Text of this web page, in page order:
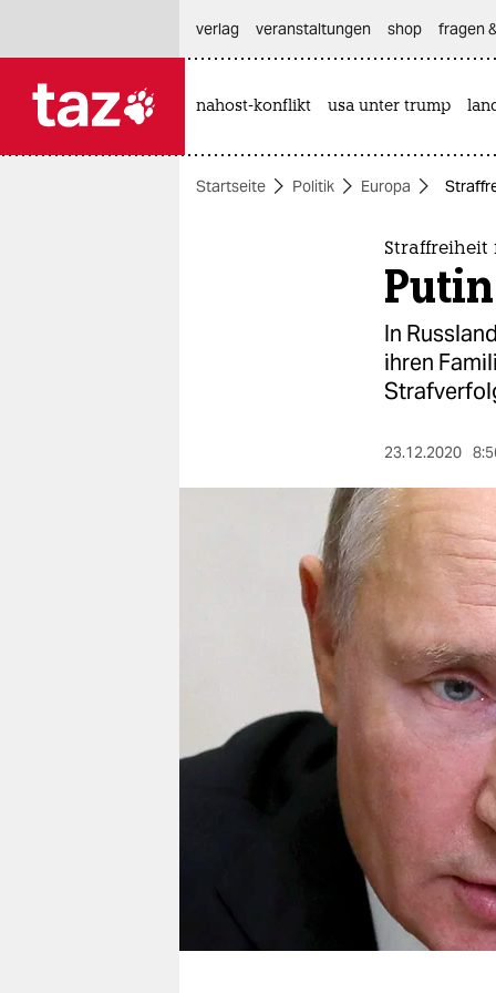
themen
veranstaltungen
genossenschaft
verlag
veranstaltungen shop fragen
nahost-konflikt usa unter trump
Startseite Politik Europa
Straffreiheit
In
ihren
23.12.2020